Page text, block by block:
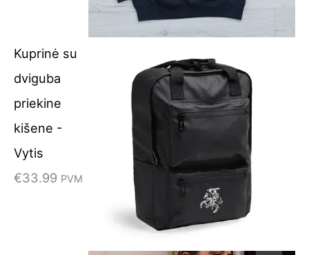
Kuprinė su
dviguba
priekine
kišene -
Vytis
€33.99 PVM